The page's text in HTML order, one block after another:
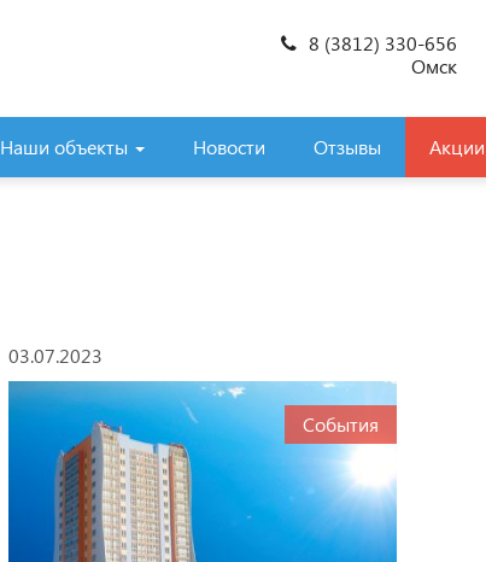
8 (3812) 330-656
Омск
Наши объекты Новости Отзывы Акции
03.07.2023
События